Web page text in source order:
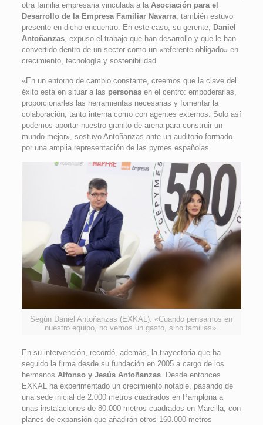
otra familia empresaria vinculada a la Asociación para el
Desarrollo de la Empresa Familiar Navarra, también estuvo
presente en dicho encuentro. En este caso, su gerente, Daniel
Antoñanzas, expuso el trabajo que han desarrollo y que le han
convertido dentro de un sector como un «referente obligado» en
crecimiento, tecnología y sostenibilidad.
«En un entorno de cambio constante, creemos que la clave del
éxito está en situar a las personasen el centro: empoderarlas,
proporcionarles las herramientas necesarias y fomentar la
colaboración, tanto interna como con agentes externos. Solo así
podemos aportar nuestro granito de arena para construir un
mundo mejor», sostuvo Antoñanzas ante un auditorio formado
por una amplia representación de las pymes españolas.
Según Daniel Antoñanzas (EXKAL): «Cuando pensamos en
nuestro equipo, no vemos un gasto, sino familias».
En su intervención, recordó, además, la trayectoria que ha
seguido la firma desde su fundación en 2005 a cargo de los
hermanos Alfonso y Jesús Antoñanzas. Desde entonces
EXKAL ha experimentado un crecimiento notable, pasando de
una sede inicial de 2.000 metros cuadrados en Pamplona a
unas instalaciones de 80.000 metros cuadrados en Marcilla, con
planes de expansión que añadirán otros 160.000 metros